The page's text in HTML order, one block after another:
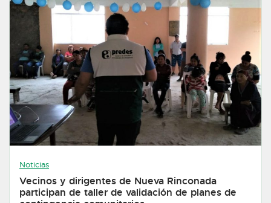
Noticias
Vecinos y dirigentes de Nueva Rinconada
participan de taller de validación de planes de